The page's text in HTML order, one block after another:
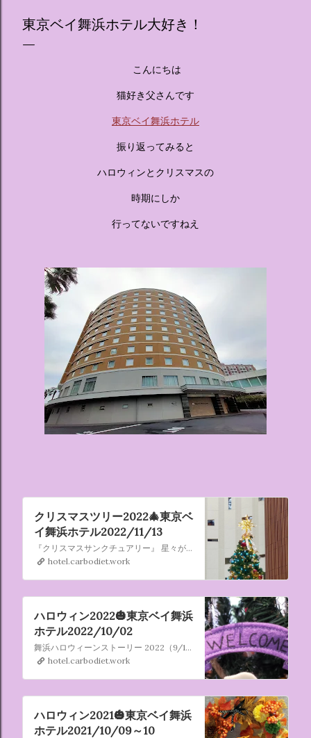
クインしてルームツアーを楽しむような、特別な空間が演出
されています。その魅力をいくつかのかたまりに分けてご紹
のホテル」 デジタルメディア技術で世界的に知られるクリエ
イティブプロダクション「d'strict」が手掛けており、五感を
テーマブースで構成されています。 チェックインからスター
ト ：ピンクを基調とした華やかなエントランスロビーでルー
感を味わいながら進んでいきます。ロビーではお花をまとっ
ス ：きらめく光に満ちたガーデンや、美しいボールルーム
（舞踏会）、さらには本物の砂を使ったピンク色の美しいビ
（テーマルーム）」 イベントの目玉となるのが、サンリオの
人気キャラクターたちがそれぞれの“好き”や理想を詰め込ん
でデザインした客室のエリアです。 ハローキティ...
東京ベイ舞浜ホテル大好き！
こんにちは
猫好き父さんです
東京ベイ舞浜ホテル
振り返ってみると
ハロウィンとクリスマスの
時期にしか
行ってないですねえ
クリスマスツリー2022🎄東京ベ
イ舞浜ホテル2022/11/13
『クリスマスサンクチュアリー』 星々がクリスマスの音色を奏でるとき、 せせらぎに囲まれた月あかりと相まって、 11層吹き抜けのアトリウム 「舞浜サンクチュアリー」が 幻想的にきらめきます。 大切な人との素敵なひととき、聖なる夜･･･ この願いが叶いますように。
hotel.carbodiet.work
ハロウィン2022🎃東京ベイ舞浜
ホテル2022/10/02
舞浜ハロウィーンストーリー 2022（9/15～10/31） 夜に紡がれる魔法とイタズラの物語 ハッピー・ハロウィーン！ 月あかりにすっぽりと包まれる頃、 ホテル全体に魔法がかけられ表情が一変。 ロビーだけでなく、お部屋にまで！？ 霊界からだれかイタズラしにきていないかと、 ジャック･オー･ラン
hotel.carbodiet.work
ハロウィン2021🎃東京ベイ舞浜
ホテル2021/10/09～10